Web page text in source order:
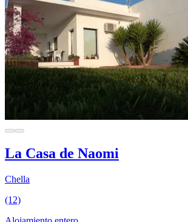
La Casa de Naomi
Chella
(12)